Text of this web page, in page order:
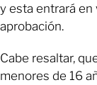
y esta entrará en
aprobación.
Cabe resaltar,
menores de 16